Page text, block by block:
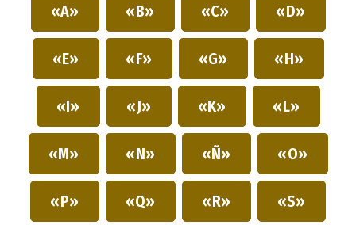
«A» «B» «C» «D»
«E» «F» «G» «H»
«I» «J» «K» «L»
«M» «N» «Ñ» «O»
«P» «Q» «R» «S»